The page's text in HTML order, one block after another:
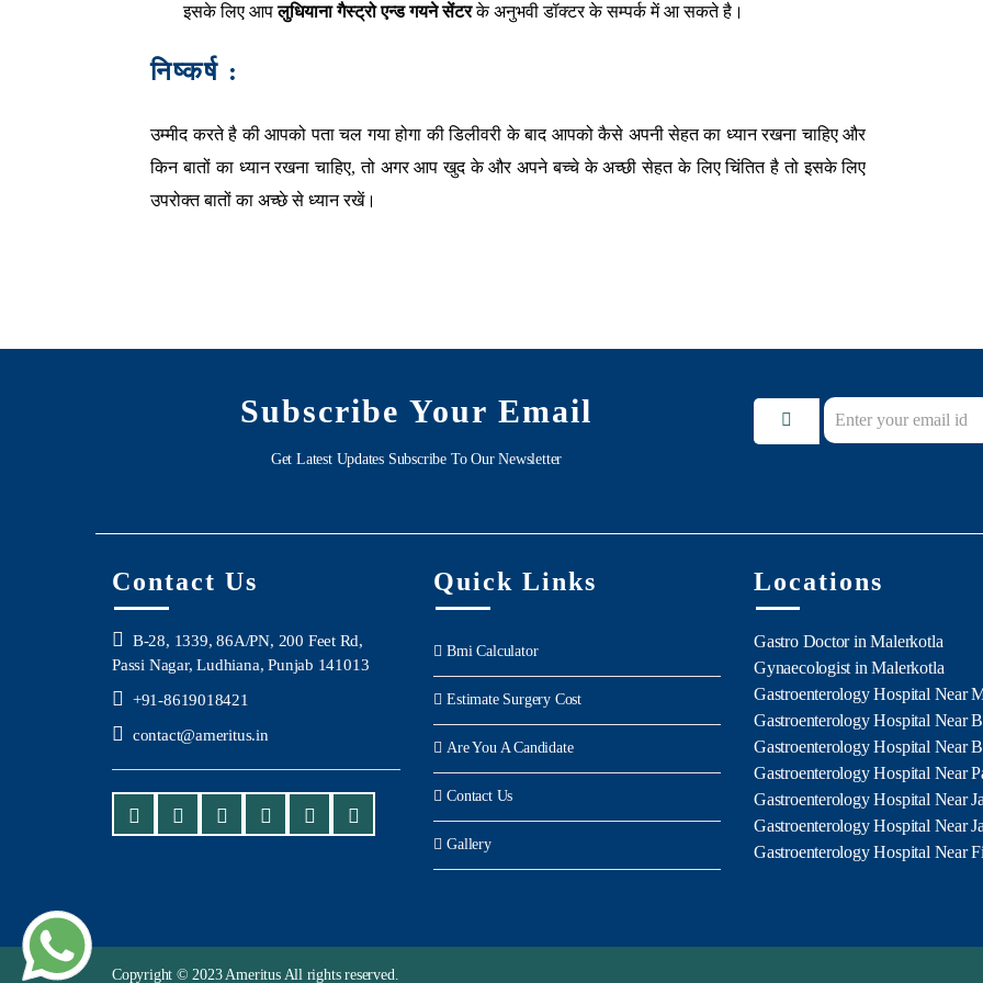
इसके लिए आपलुधियाना गैस्ट्रो एन्ड गयने सेंटरके अनुभवी डॉक्टर के सम्पर्क में आ सकते है।
निष्कर्ष :
उम्मीद करते है की आपको पता चल गया होगा की डिलीवरी के बाद आपको कैसे अपनी सेहत का ध्यान रखना चाहिए और
किन बातों का ध्यान रखना चाहिए, तो अगर आप खुद के और अपने बच्चे के अच्छी सेहत के लिए चिंतित है तो इसके लिए
उपरोक्त बातों का अच्छे से ध्यान रखें।
Subscribe Your Email
Get Latest Updates Subscribe To Our Newsletter
Contact Us
B-28, 1339, 86A/PN, 200 Feet Rd,
Passi Nagar, Ludhiana, Punjab 141013
+91-8619018421
contact@ameritus.in
Quick Links
Bmi Calculator
Estimate Surgery Cost
Are You A Candidate
Contact Us
Gallery
Locations
Gastro Doctor in Malerkotla
Gynaecologist in Malerkotla
Gastroenterology Hospital Near
Gastroenterology Hospital Near
Gastroenterology Hospital Near
Gastroenterology Hospital Near
Gastroenterology Hospital Near
Gastroenterology Hospital Near
Gastroenterology Hospital Near
Copyright © 2023 Ameritus All rights reserved.